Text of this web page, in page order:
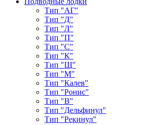
Тип "АГ"
Тип "Д"
Тип "Л"
Тип "П"
Тип "С"
Тип "К"
Тип "Щ"
Тип "М"
Тип "Калев"
Тип "Ронис"
Тип "В"
Тип "Дельфинул"
Тип "Рекинул"